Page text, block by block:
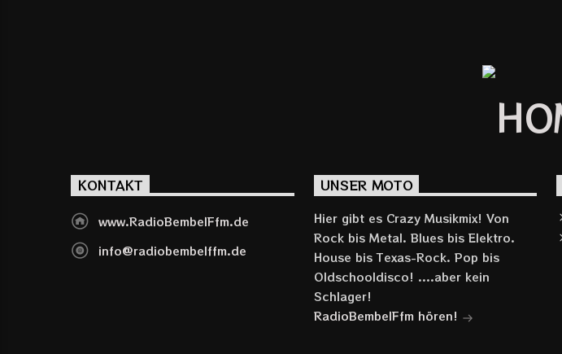
KONTAKT
www.RadioBembelFfm.de
info@radiobembelffm.de
UNSER MOTO
Hier gibt es Crazy Musikmix! Von
Rock bis Metal. Blues bis Elektro.
House bis Texas-Rock. Pop bis
Oldschooldisco! ....aber kein
Schlager!
RadioBembelFfm hören!